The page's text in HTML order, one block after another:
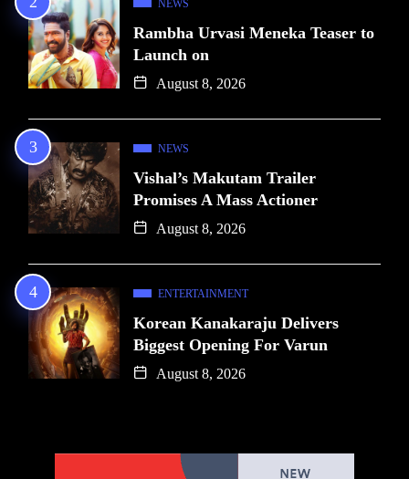
NEWS
Rambha Urvasi Meneka Teaser to
Launch on
August 8, 2026
NEWS
Vishal’s Makutam Trailer
Promises A Mass Actioner
August 8, 2026
ENTERTAINMENT
Korean Kanakaraju Delivers
Biggest Opening For Varun
August 8, 2026